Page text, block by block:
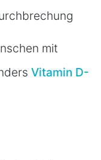
mit
Vitamin D-